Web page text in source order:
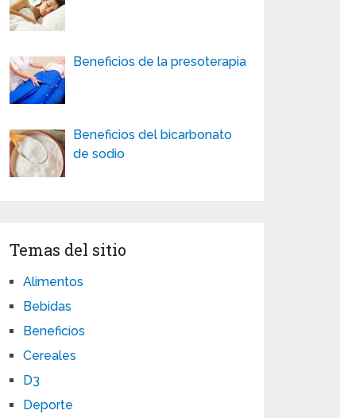
Beneficios de la presoterapia
Beneficios del bicarbonato
de sodio
Temas del sitio
Alimentos
Bebidas
Beneficios
Cereales
D3
Deporte